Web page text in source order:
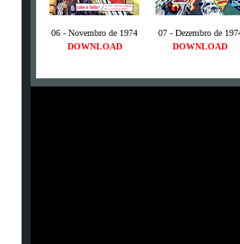
06 - Novembro de 1974
07 - Dezembro de
DOWNLOAD
DOWNLOAD